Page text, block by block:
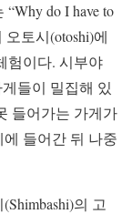
do I have to
오토시(otoshi)에
험이다. 시부야
들이 밀집해 있
들어가는 가게가
들어간 뒤 나중
의 고